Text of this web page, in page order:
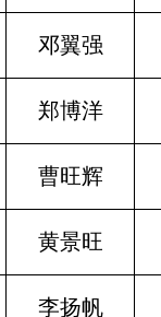
邓翼强
郑博洋
曹旺辉
黄景旺
李扬帆